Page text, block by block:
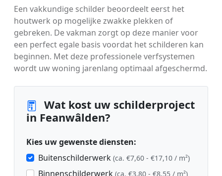
Een vakkundige schilder beoordeelt eerst het
houtwerk op mogelijke zwakke plekken of
gebreken. De vakman zorgt op deze manier voor
een perfect egale basis voordat het schilderen kan
beginnen. Met deze professionele verfsystemen
wordt uw woning jarenlang optimaal afgeschermd.
Wat kost uw schilderproject
in Feanwâlden?
Kies uw gewenste diensten:
Buitenschilderwerk (ca. €7,60 - €17,10 / m²)
Binnenschilderwerk (ca. €3,80 - €8,55 / m²)